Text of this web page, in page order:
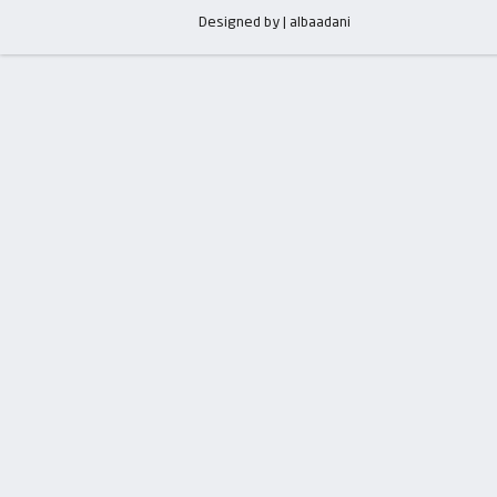
Designed by | albaadani